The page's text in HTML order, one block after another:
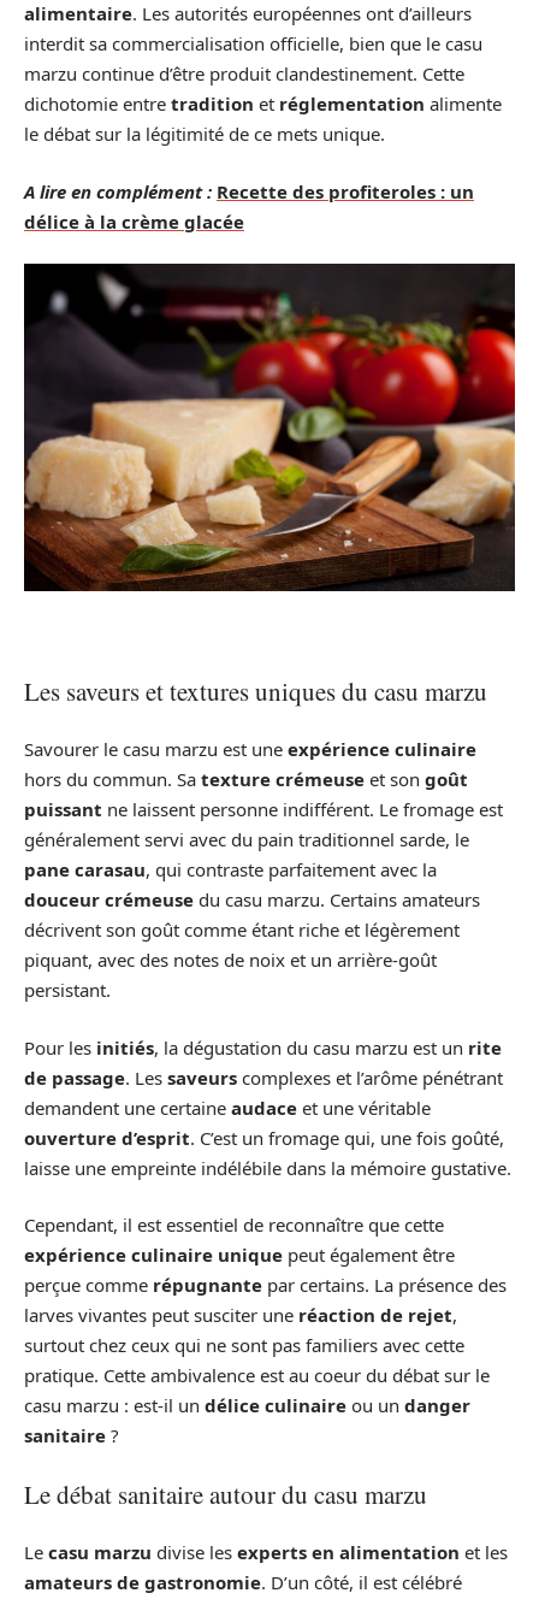
alimentaire. Les autorités européennes ont d’ailleurs
interdit sa commercialisation officielle, bien que le casu
marzu continue d’être produit clandestinement. Cette
dichotomie entre tradition et réglementation alimente
le débat sur la légitimité de ce mets unique.
A lire en complément : Recette des profiteroles : un
délice à la crème glacée
Les saveurs et textures uniques du casu marzu
Savourer le casu marzu est une expérience culinaire
hors du commun. Sa texture crémeuse et son goût
puissant ne laissent personne indifférent. Le fromage est
généralement servi avec du pain traditionnel sarde, le
pane carasau, qui contraste parfaitement avec la
douceur crémeuse du casu marzu. Certains amateurs
décrivent son goût comme étant riche et légèrement
piquant, avec des notes de noix et un arrière-goût
persistant.
Pour les initiés, la dégustation du casu marzu est un rite
de passage. Les saveurs complexes et l’arôme pénétrant
demandent une certaine audace et une véritable
ouverture d’esprit. C’est un fromage qui, une fois goûté,
laisse une empreinte indélébile dans la mémoire gustative.
Cependant, il est essentiel de reconnaître que cette
expérience culinaire unique peut également être
perçue comme répugnante par certains. La présence des
larves vivantes peut susciter une réaction de rejet,
surtout chez ceux qui ne sont pas familiers avec cette
pratique. Cette ambivalence est au coeur du débat sur le
casu marzu : est-il un délice culinaire ou un danger
sanitaire ?
Le débat sanitaire autour du casu marzu
Le casu marzu divise les experts en alimentation et les
amateurs de gastronomie. D’un côté, il est célébré